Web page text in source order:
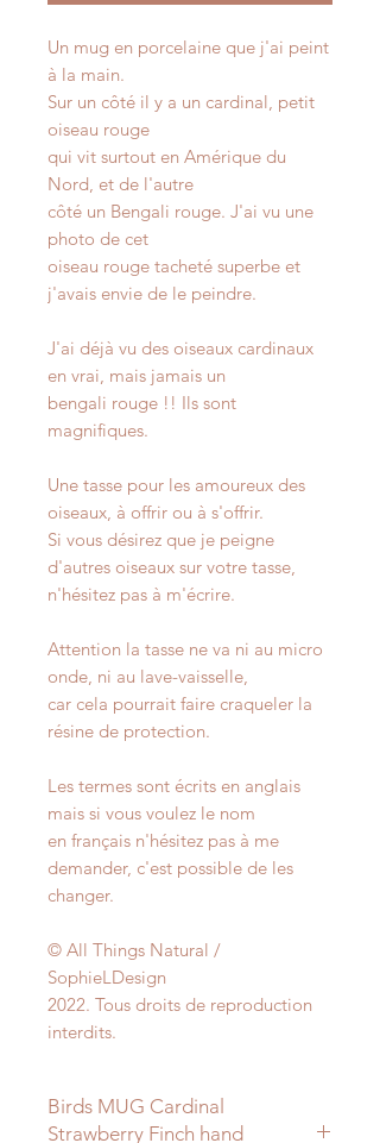
Un mug en porcelaine que j'ai peint
à la main.
Sur un côté il y a un cardinal, petit
oiseau rouge
qui vit surtout en Amérique du
Nord, et de l'autre
côté un Bengali rouge. J'ai vu une
photo de cet
oiseau rouge tacheté superbe et
j'avais envie de le peindre.
J'ai déjà vu des oiseaux cardinaux
en vrai, mais jamais un
bengali rouge !! Ils sont
magnifiques.
Une tasse pour les amoureux des
oiseaux, à offrir ou à s'offrir.
Si vous désirez que je peigne
d'autres oiseaux sur votre tasse,
n'hésitez pas à m'écrire.
Attention la tasse ne va ni au micro
onde, ni au lave-vaisselle,
car cela pourrait faire craqueler la
résine de protection.
Les termes sont écrits en anglais
mais si vous voulez le nom
en français n'hésitez pas à me
demander, c'est possible de les
changer.
© All Things Natural /
SophieLDesign
2022. Tous droits de reproduction
interdits.
Birds MUG Cardinal
Strawberry Finch hand